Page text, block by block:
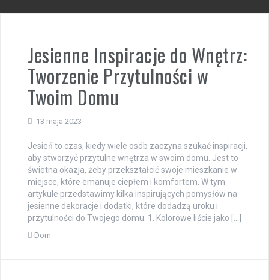
Jesienne Inspiracje do Wnętrz:
Tworzenie Przytulności w
Twoim Domu
13 maja 2023
Jesień to czas, kiedy wiele osób zaczyna szukać inspiracji,
aby stworzyć przytulne wnętrza w swoim domu. Jest to
świetna okazja, żeby przekształcić swoje mieszkanie w
miejsce, które emanuje ciepłem i komfortem. W tym
artykule przedstawimy kilka inspirujących pomysłów na
jesienne dekoracje i dodatki, które dodadzą uroku i
przytulności do Twojego domu. 1. Kolorowe liście jako […]
Dom